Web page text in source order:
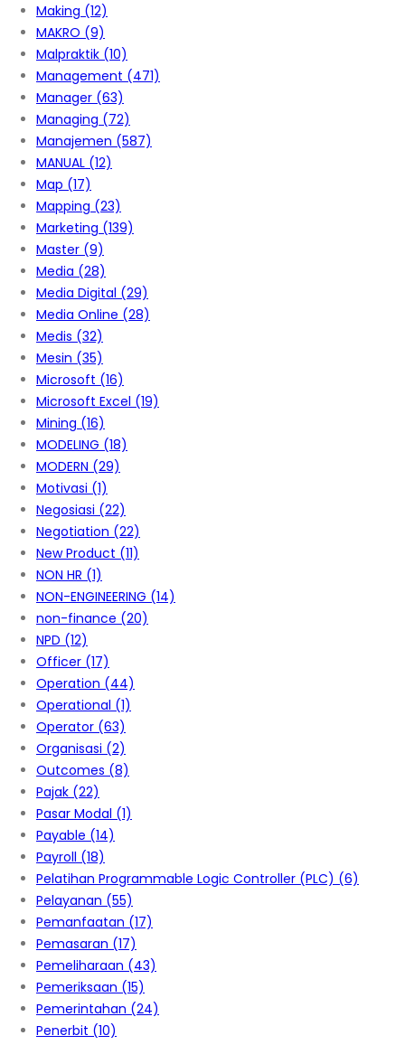
Making (12)
MAKRO (9)
Malpraktik (10)
Management (471)
Manager (63)
Managing (72)
Manajemen (587)
MANUAL (12)
Map (17)
Mapping (23)
Marketing (139)
Master (9)
Media (28)
Media Digital (29)
Media Online (28)
Medis (32)
Mesin (35)
Microsoft (16)
Microsoft Excel (19)
Mining (16)
MODELING (18)
MODERN (29)
Motivasi (1)
Negosiasi (22)
Negotiation (22)
New Product (11)
NON HR (1)
NON-ENGINEERING (14)
non-finance (20)
NPD (12)
Officer (17)
Operation (44)
Operational (1)
Operator (63)
Organisasi (2)
Outcomes (8)
Pajak (22)
Pasar Modal (1)
Payable (14)
Payroll (18)
Pelatihan Programmable Logic Controller (PLC) (6)
Pelayanan (55)
Pemanfaatan (17)
Pemasaran (17)
Pemeliharaan (43)
Pemeriksaan (15)
Pemerintahan (24)
Penerbit (10)